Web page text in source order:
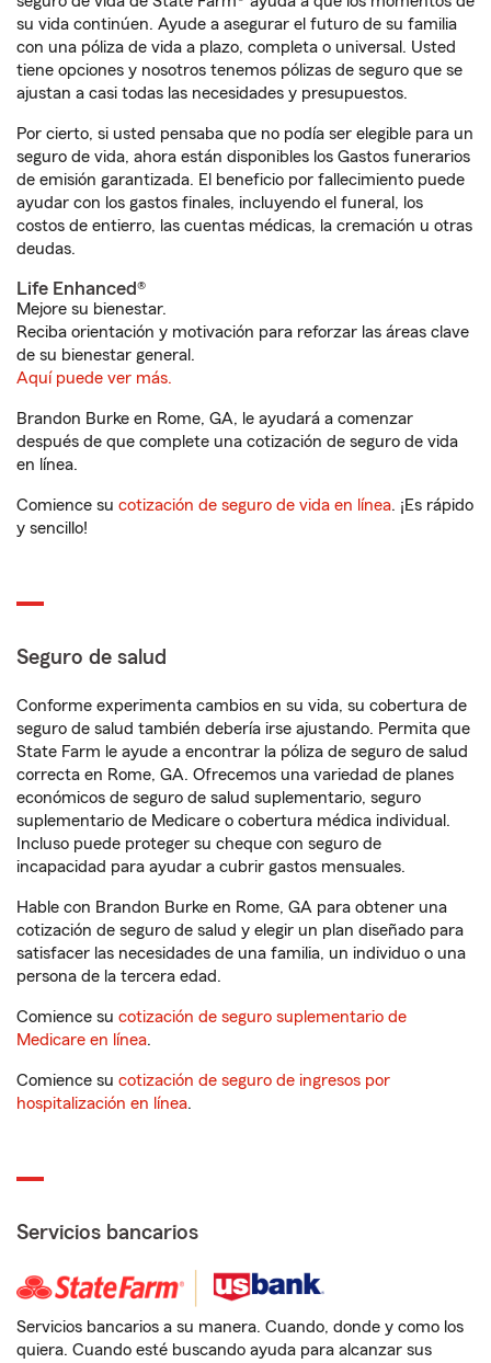
su vida continúen. Ayude a asegurar el futuro de su familia
con una póliza de vida a plazo, completa o universal. Usted
tiene opciones y nosotros tenemos pólizas de seguro que se
ajustan a casi todas las necesidades y presupuestos.
Por cierto, si usted pensaba que no podía ser elegible para un
seguro de vida, ahora están disponibles los Gastos funerarios
de emisión garantizada. El beneficio por fallecimiento puede
ayudar con los gastos finales, incluyendo el funeral, los
costos de entierro, las cuentas médicas, la cremación u otras
deudas.
Life Enhanced®
Mejore su bienestar.
Reciba orientación y motivación para reforzar las áreas clave
de su bienestar general.
Aquí puede ver más.
Brandon Burke en Rome, GA, le ayudará a comenzar
después de que complete una cotización de seguro de vida
en línea.
Comience su cotización de seguro de vida en línea. ¡Es rápido
y sencillo!
Seguro de salud
Conforme experimenta cambios en su vida, su cobertura de
seguro de salud también debería irse ajustando. Permita que
State Farm le ayude a encontrar la póliza de seguro de salud
correcta en Rome, GA. Ofrecemos una variedad de planes
económicos de seguro de salud suplementario, seguro
suplementario de Medicare o cobertura médica individual.
Incluso puede proteger su cheque con seguro de
incapacidad para ayudar a cubrir gastos mensuales.
Hable con Brandon Burke en Rome, GA para obtener una
cotización de seguro de salud y elegir un plan diseñado para
satisfacer las necesidades de una familia, un individuo o una
persona de la tercera edad.
Comience su cotización de seguro suplementario de
Medicare en línea.
Comience su cotización de seguro de ingresos por
hospitalización en línea.
Servicios bancarios
Servicios bancarios a su manera. Cuando, donde y como los
quiera. Cuando esté buscando ayuda para alcanzar sus